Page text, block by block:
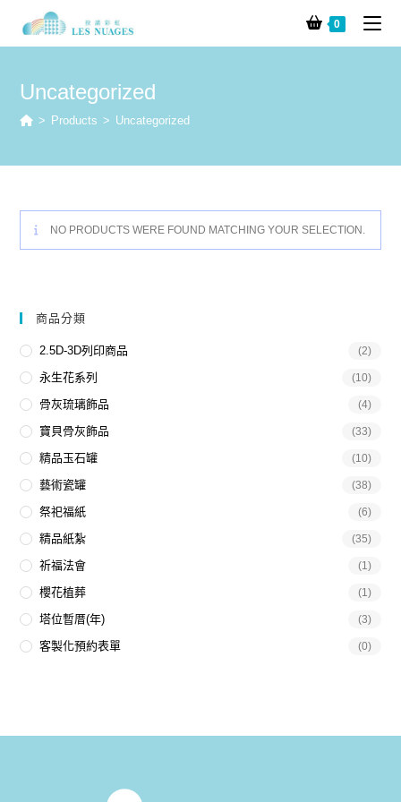
0
Uncategorized
> Products > Uncategorized
NO PRODUCTS WERE FOUND MATCHING YOUR SELECTION.
商品分類
2.5D-3D列印商品 (2)
永生花系列 (10)
骨灰琉璃飾品 (4)
寶貝骨灰飾品 (33)
精品玉石罐 (10)
藝術瓷罐 (38)
祭祀福紙 (6)
精品紙紮 (35)
祈福法會 (1)
櫻花植葬 (1)
塔位暫厝(年) (3)
客製化預約表單 (0)